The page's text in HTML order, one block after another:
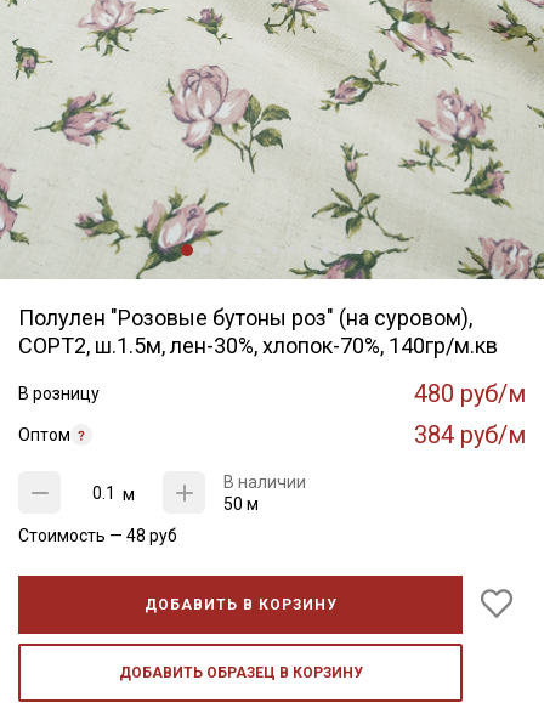
Полулен "Розовые бутоны роз" (на суровом),
СОРТ2, ш.1.5м, лен-30%, хлопок-70%, 140гр/м.кв
В розницу 480 руб/м
Оптом 384 руб/м
м
В наличии
50 м
Стоимость — 48 руб
ДОБАВИТЬ В КОРЗИНУ
ДОБАВИТЬ ОБРАЗЕЦ В КОРЗИНУ